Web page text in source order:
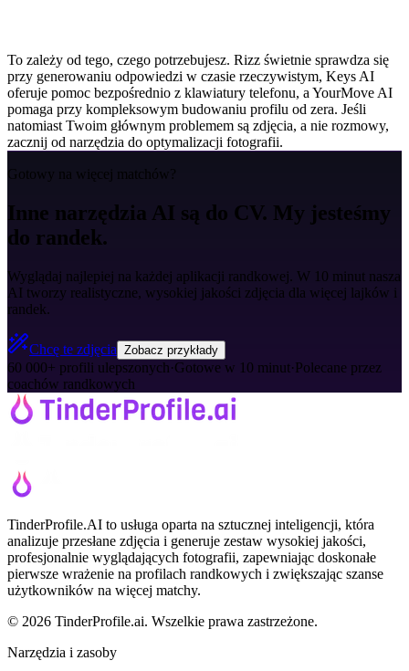
To zależy od tego, czego potrzebujesz. Rizz świetnie sprawdza się
przy generowaniu odpowiedzi w czasie rzeczywistym, Keys AI
oferuje pomoc bezpośrednio z klawiatury telefonu, a YourMove AI
pomaga przy kompleksowym budowaniu profilu od zera. Jeśli
natomiast Twoim głównym problemem są zdjęcia, a nie rozmowy,
zacznij od narzędzia do optymalizacji fotografii.
Gotowy na więcej matchów?
Inne narzędzia AI są do CV. My jesteśmy
do randek.
Wyglądaj najlepiej na każdej aplikacji randkowej. W 10 minut nasza
AI tworzy realistyczne, wysokiej jakości zdjęcia dla więcej lajków i
randek.
Chcę te zdjęcia Zobacz przykłady
60 000+ profili ulepszonych·Gotowe w 10 minut·Polecane przez
coachów randkowych
TinderProfile.AI to usługa oparta na sztucznej inteligencji, która
analizuje przesłane zdjęcia i generuje zestaw wysokiej jakości,
profesjonalnie wyglądających fotografii, zapewniając doskonałe
pierwsze wrażenie na profilach randkowych i zwiększając szanse
użytkowników na więcej matchy.
© 2026 TinderProfile.ai. Wszelkie prawa zastrzeżone.
Narzędzia i zasoby